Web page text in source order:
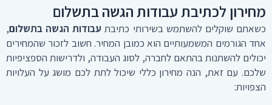
מחירון לכתיבת עבודות הגשה בתשלום
כשאתם שוקלים להשתמש בשירותי כתיבת עבודות הגשה בתשלום,
אחד הגורמים המשמעותיים הוא כמובן המחיר. חשוב לזכור שהמחירים
יכולים להשתנות בהתאם לחברה, לסוג העבודה, ולדרישות הספציפיות
שלכם. עם זאת, הנה מחירון כללי שיכול לתת לכם מושג על העלויות
הצפויות: